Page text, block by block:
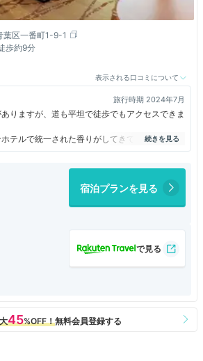
葉区一番町1-9-1
歩約9分
表示される口コミについて
旅行時期 2024年7月
りますが、道も平坦で徒歩でもアクセスできま
テルで統一された香りがしてきて、とても心地
は夕食の代わりにもならなくはない感じです。
サーモン、チーズが美味しかったです。わらび
ランの朝食も、牛タンをはじめとする仙台名物
満足度がとても高いです。混雑するので、土日
いました。
宿泊プランを見る